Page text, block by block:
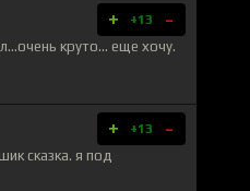
+ +13 -
круто... еще хочу.
+ +13 -
сказка. я под